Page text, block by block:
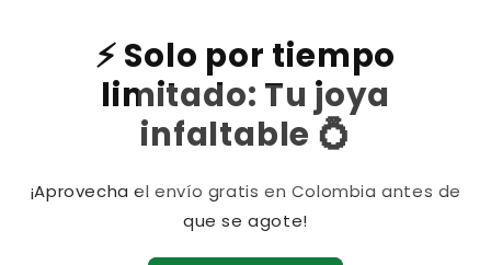
⚡ Solo por tiempo
limitado: Tu joya
infaltable 💍
¡Aprovecha el envío gratis en Colombia antes de
que se agote!